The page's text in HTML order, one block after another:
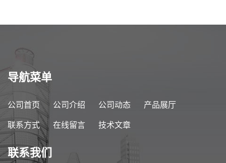
导航菜单
公司首页 公司介绍 公司动态 产品展厅
联系方式 在线留言 技术文章
联系我们